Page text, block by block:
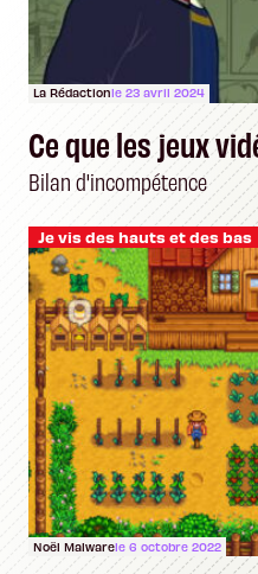
La Rédactionle 23 avril 2024
Ce que les jeux
Bilan d'incompétence
Je vis des hauts et des bas
Noël Malwarele 6 octobre 2022